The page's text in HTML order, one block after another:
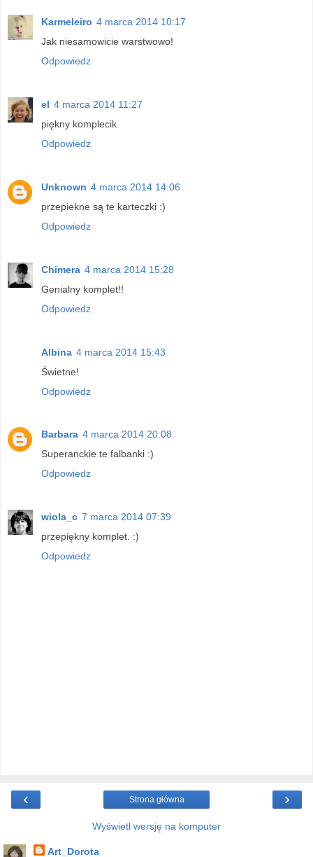
Karmeleiro 4 marca 2014 10:17
Jak niesamowicie warstwowo!
Odpowiedz
el 4 marca 2014 11:27
piękny komplecik
Odpowiedz
Unknown 4 marca 2014 14:06
przepiekne są te karteczki :)
Odpowiedz
Chimera 4 marca 2014 15:28
Genialny komplet!!
Odpowiedz
Albina 4 marca 2014 15:43
Świetne!
Odpowiedz
Barbara 4 marca 2014 20:08
Superanckie te falbanki :)
Odpowiedz
wiola_c 7 marca 2014 07:39
przepiękny komplet. :)
Odpowiedz
‹ ›
Strona główna
Wyświetl wersję na komputer
Art_Dorota